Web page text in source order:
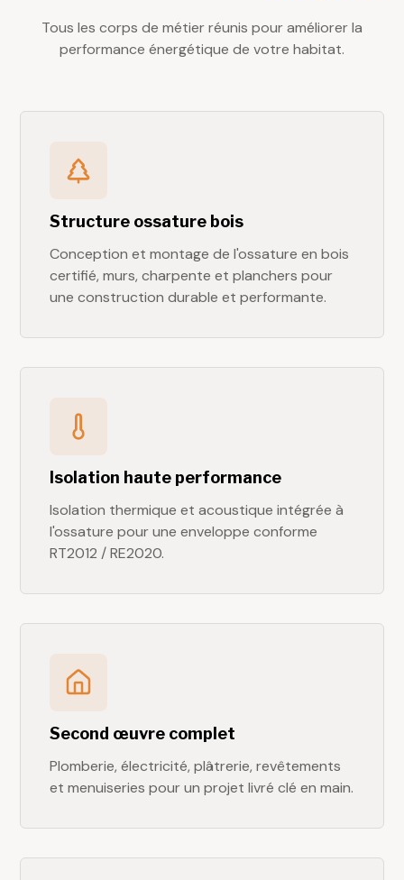
Tous les corps de métier réunis pour améliorer la
performance énergétique de votre habitat.
Structure ossature bois
Conception et montage de l'ossature en bois
certifié, murs, charpente et planchers pour
une construction durable et performante.
Isolation haute performance
Isolation thermique et acoustique intégrée à
l'ossature pour une enveloppe conforme
RT2012 / RE2020.
Second œuvre complet
Plomberie, électricité, plâtrerie, revêtements
et menuiseries pour un projet livré clé en main.